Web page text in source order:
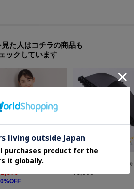
見た人はコチラの商品も
ックしています
ITS' DEMO
イズリー柄スカーフ
1,375
%OFF
¥3,300